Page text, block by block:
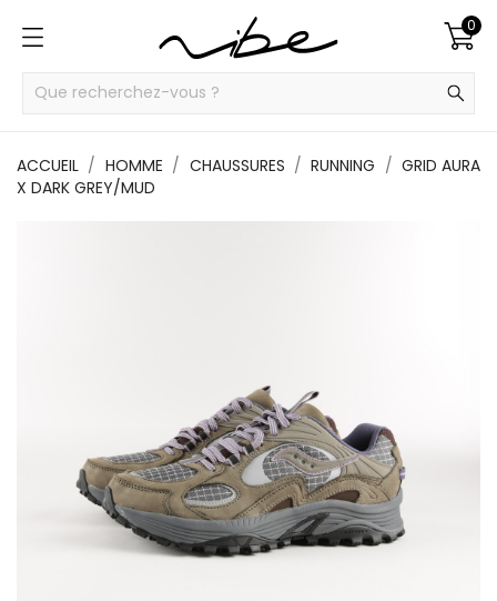
0
ACCUEIL HOMME CHAUSSURES RUNNING
GRID AURA
X DARK GREY/MUD